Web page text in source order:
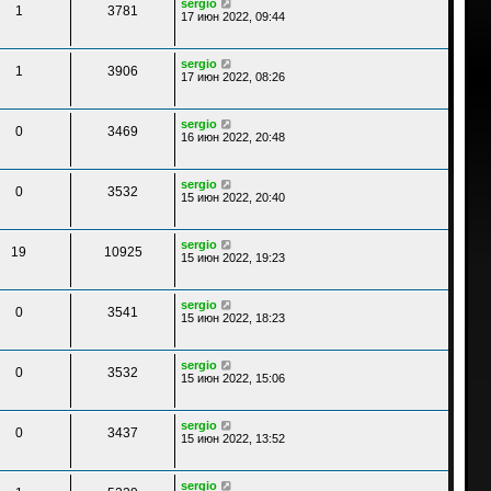
1 3781
sergio
17 июн 2022, 09:44
1 3906
sergio
17 июн 2022, 08:26
0 3469
sergio
16 июн 2022, 20:48
0 3532
sergio
15 июн 2022, 20:40
19 10925
sergio
15 июн 2022, 19:23
0 3541
sergio
15 июн 2022, 18:23
0 3532
sergio
15 июн 2022, 15:06
0 3437
sergio
15 июн 2022, 13:52
sergio